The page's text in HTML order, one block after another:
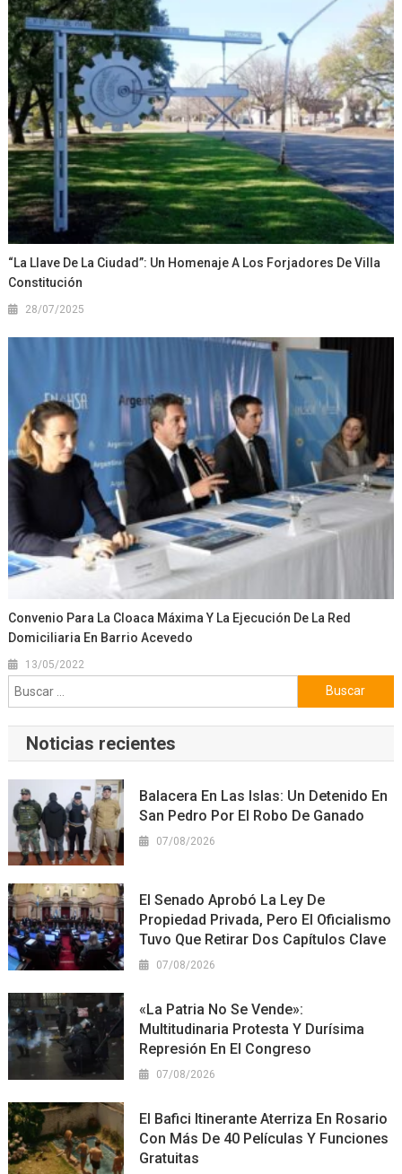
“La Llave De La Ciudad”: Un Homenaje A Los Forjadores De Villa
Constitución
28/07/2025
Convenio Para La Cloaca Máxima Y La Ejecución De La Red
Domiciliaria En Barrio Acevedo
13/05/2022
Buscar:
Noticias recientes
Balacera En Las Islas: Un Detenido En
San Pedro Por El Robo De Ganado
07/08/2026
El Senado Aprobó La Ley De
Propiedad Privada, Pero El Oficialismo
Tuvo Que Retirar Dos Capítulos Clave
07/08/2026
«La Patria No Se Vende»:
Multitudinaria Protesta Y Durísima
Represión En El Congreso
07/08/2026
El Bafici Itinerante Aterriza En Rosario
Con Más De 40 Películas Y Funciones
Gratuitas